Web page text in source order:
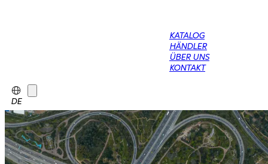
KATALOG
HÄNDLER
ÜBER UNS
KONTAKT
DE